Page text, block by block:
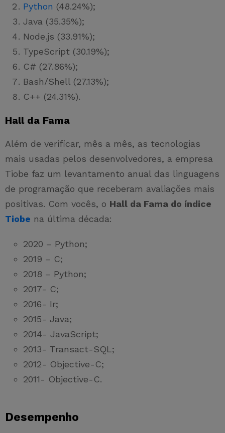
Python (48.24%);
Java (35.35%);
Node.js (33.91%);
TypeScript (30.19%);
C# (27.86%);
Bash/Shell (27.13%);
C++ (24.31%).
Hall da Fama
Além de verificar, mês a mês, as tecnologias
mais usadas pelos desenvolvedores, a empresa
Tiobe faz um levantamento anual das linguagens
de programação que receberam avaliações mais
positivas. Com vocês, o Hall da Fama do índice
Tiobe na última década:
2020 – Python;
2019 – C;
2018 – Python;
2017- C;
2016- Ir;
2015- Java;
2014- JavaScript;
2013- Transact-SQL;
2012- Objective-C;
2011- Objective-C.
Desempenho